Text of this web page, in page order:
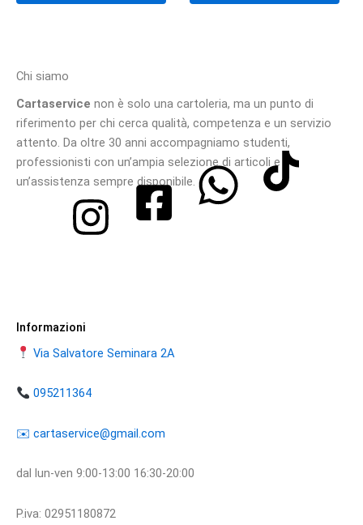
Chi siamo
Cartaservice non è solo una cartoleria, ma un punto di
riferimento per chi cerca qualità, competenza e un servizio
attento. Da oltre 30 anni accompagniamo studenti,
professionisti con un’ampia selezione di articoli e
un’assistenza sempre disponibile.
Informazioni
Via Salvatore Seminara 2A
095211364
​​✉️ ​cartaservice@gmail.com
dal lun-ven 9:00-13:00 16:30-20:00
P.iva: 02951180872